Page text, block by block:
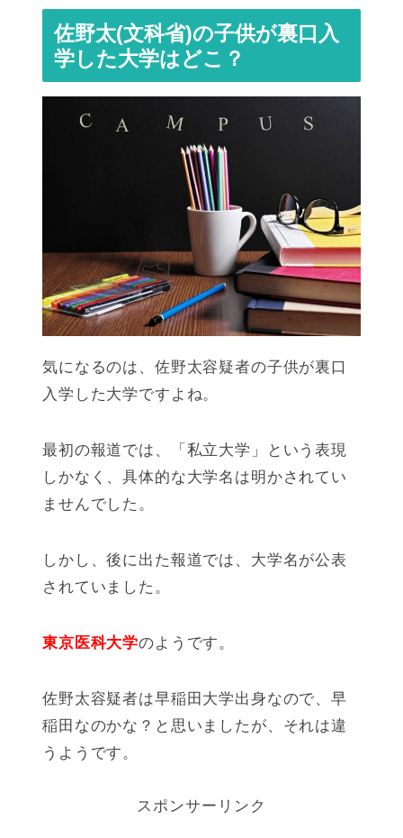
佐野太(文科省)の子供が裏口入
学した大学はどこ？
気になるのは、佐野太容疑者の子供が裏口
入学した大学ですよね。
最初の報道では、「私立大学」という表現
しかなく、具体的な大学名は明かされてい
ませんでした。
しかし、後に出た報道では、大学名が公表
されていました。
東京医科大学のようです。
佐野太容疑者は早稲田大学出身なので、早
稲田なのかな？と思いましたが、それは違
うようです。
スポンサーリンク